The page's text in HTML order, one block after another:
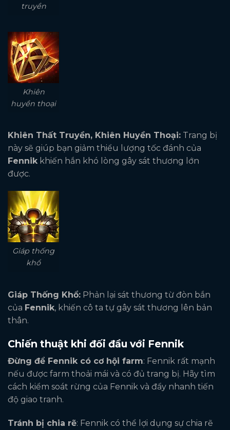
truyền
Khiên
huyền thoại
Khiên Thất Truyền, Khiên Huyền Thoại: Trang bị
này sẽ giúp bạn giảm thiểu lượng tốc đánh của
Fennikkhiến hắn khó lòng gây sát thương lớn
được.
Giáp thống
khổ
Giáp Thống Khổ: Phản lại sát thương từ đòn bắn
của Fennik, khiến cô ta tự gây sát thương lên bản
thân.
Chiến thuật khi đối đầu với Fennik
Đừng để Fennik có cơ hội farm: Fennik rất mạnh
nếu được farm thoải mái và có đủ trang bị. Hãy tìm
cách kiểm soát rừng của Fennik và đẩy nhanh tiến
độ giao tranh.
Tránh bị chia rẽ: Fennik có thể lợi dụng sự chia rẽ